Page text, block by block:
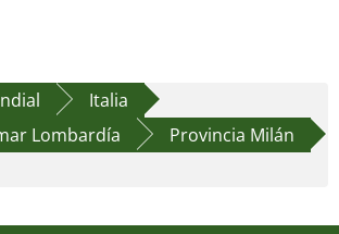
Italia
Lombardía
Provincia Milán